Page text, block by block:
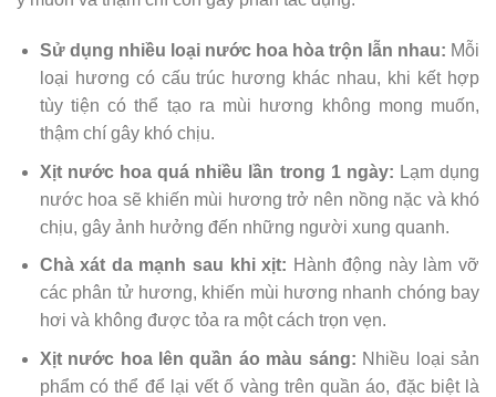
Sử dụng nhiều loại nước hoa hòa trộn lẫn nhau: Mỗi
loại hương có cấu trúc hương khác nhau, khi kết hợp
tùy tiện có thể tạo ra mùi hương không mong muốn,
thậm chí gây khó chịu.
Xịt nước hoa quá nhiều lần trong 1 ngày: Lạm dụng
nước hoa sẽ khiến mùi hương trở nên nồng nặc và khó
chịu, gây ảnh hưởng đến những người xung quanh.
Chà xát da mạnh sau khi xịt: Hành động này làm vỡ
các phân tử hương, khiến mùi hương nhanh chóng bay
hơi và không được tỏa ra một cách trọn vẹn.
Xịt nước hoa lên quần áo màu sáng: Nhiều loại sản
phẩm có thể để lại vết ố vàng trên quần áo, đặc biệt là